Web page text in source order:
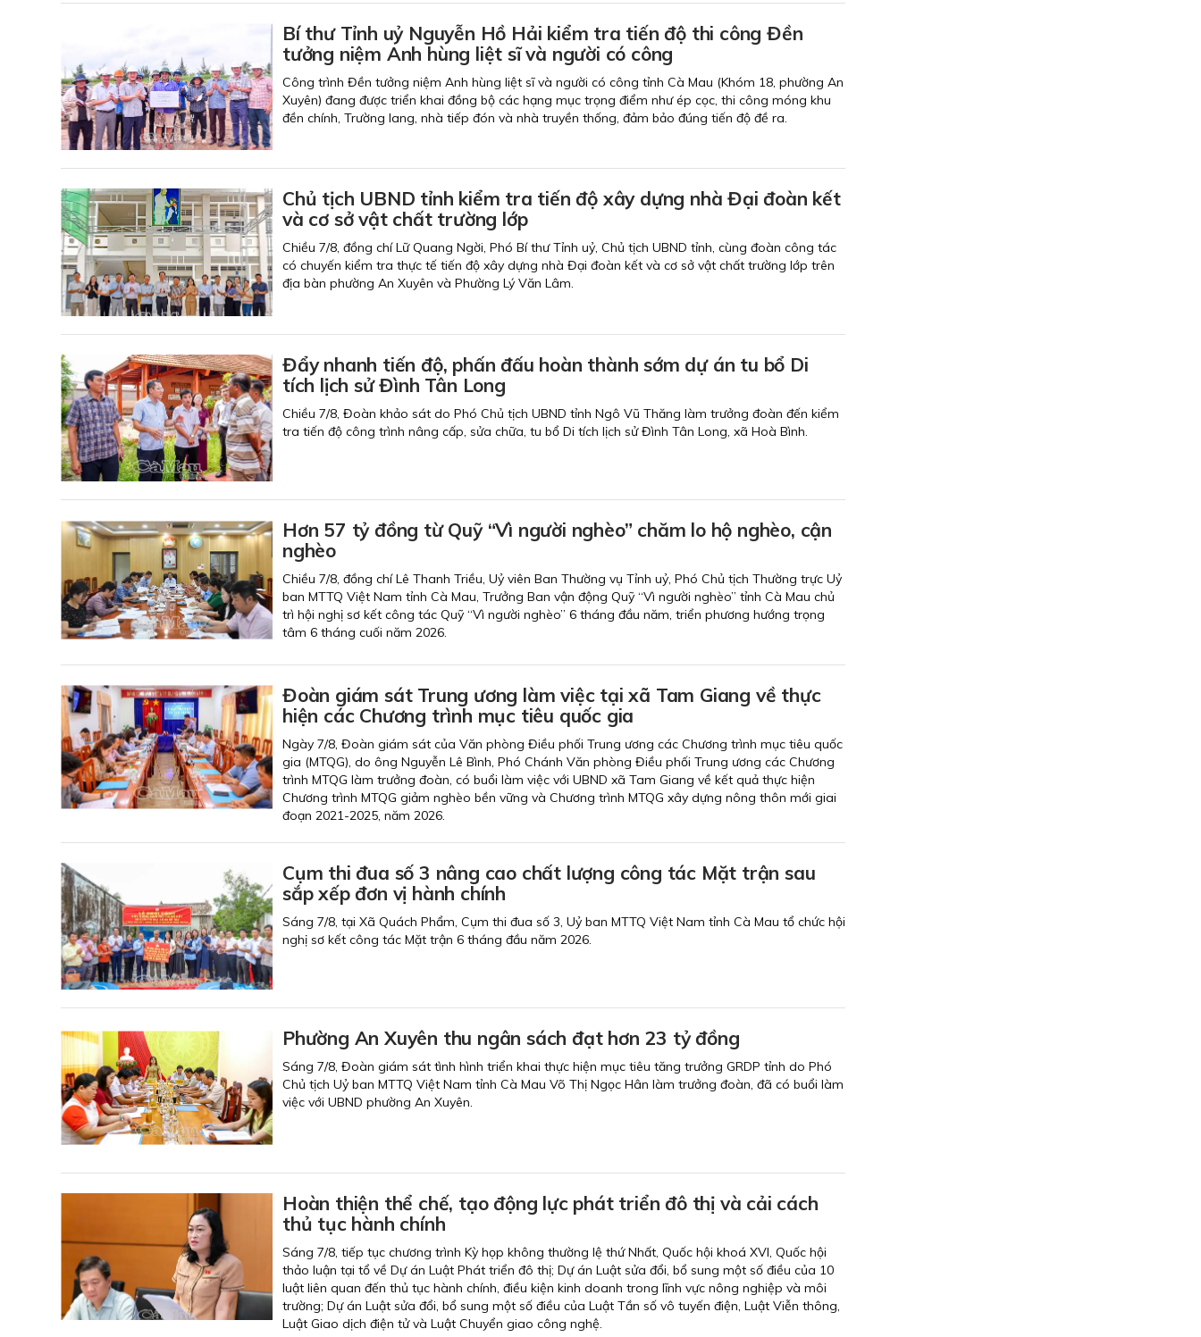
Bí thư Tỉnh uỷ Nguyễn Hồ Hải kiểm tra tiến độ thi công Đền
tưởng niệm Anh hùng liệt sĩ và người có công
Công trình Đền tưởng niệm Anh hùng liệt sĩ và người có công tỉnh Cà Mau (Khóm 18, phường An
Xuyên) đang được triển khai đồng bộ các hạng mục trọng điểm như ép cọc, thi công móng khu
đền chính, Trường lang, nhà tiếp đón và nhà truyền thống, đảm bảo đúng tiến độ đề ra.
Chủ tịch UBND tỉnh kiểm tra tiến độ xây dựng nhà Đại đoàn kết
và cơ sở vật chất trường lớp
Chiều 7/8, đồng chí Lữ Quang Ngời, Phó Bí thư Tỉnh uỷ, Chủ tịch UBND tỉnh, cùng đoàn công tác
có chuyến kiểm tra thực tế tiến độ xây dựng nhà Đại đoàn kết và cơ sở vật chất trường lớp trên
địa bàn phường An Xuyên và Phường Lý Văn Lâm.
Đẩy nhanh tiến độ, phấn đấu hoàn thành sớm dự án tu bổ Di
tích lịch sử Đình Tân Long
Chiều 7/8, Đoàn khảo sát do Phó Chủ tịch UBND tỉnh Ngô Vũ Thăng làm trưởng đoàn đến kiểm
tra tiến độ công trình nâng cấp, sửa chữa, tu bổ Di tích lịch sử Đình Tân Long, xã Hoà Bình.
Hơn 57 tỷ đồng từ Quỹ “Vì người nghèo” chăm lo hộ nghèo, cận
nghèo
Chiều 7/8, đồng chí Lê Thanh Triều, Uỷ viên Ban Thường vụ Tỉnh uỷ, Phó Chủ tịch Thường trực Uỷ
ban MTTQ Việt Nam tỉnh Cà Mau, Trưởng Ban vận động Quỹ “Vì người nghèo” tỉnh Cà Mau chủ
trì hội nghị sơ kết công tác Quỹ “Vì người nghèo” 6 tháng đầu năm, triển phương hướng trọng
tâm 6 tháng cuối năm 2026.
Đoàn giám sát Trung ương làm việc tại xã Tam Giang về thực
hiện các Chương trình mục tiêu quốc gia
Ngày 7/8, Đoàn giám sát của Văn phòng Điều phối Trung ương các Chương trình mục tiêu quốc
gia (MTQG), do ông Nguyễn Lê Bình, Phó Chánh Văn phòng Điều phối Trung ương các Chương
trình MTQG làm trưởng đoàn, có buổi làm việc với UBND xã Tam Giang về kết quả thực hiện
Chương trình MTQG giảm nghèo bền vững và Chương trình MTQG xây dựng nông thôn mới giai
đoạn 2021-2025, năm 2026.
Cụm thi đua số 3 nâng cao chất lượng công tác Mặt trận sau
sắp xếp đơn vị hành chính
Sáng 7/8, tại Xã Quách Phẩm, Cụm thi đua số 3, Uỷ ban MTTQ Việt Nam tỉnh Cà Mau tổ chức hội
nghị sơ kết công tác Mặt trận 6 tháng đầu năm 2026.
Phường An Xuyên thu ngân sách đạt hơn 23 tỷ đồng
Sáng 7/8, Đoàn giám sát tình hình triển khai thực hiện mục tiêu tăng trưởng GRDP tỉnh do Phó
Chủ tịch Uỷ ban MTTQ Việt Nam tỉnh Cà Mau Võ Thị Ngọc Hân làm trưởng đoàn, đã có buổi làm
việc với UBND phường An Xuyên.
Hoàn thiện thể chế, tạo động lực phát triển đô thị và cải cách
thủ tục hành chính
Sáng 7/8, tiếp tục chương trình Kỳ họp không thường lệ thứ Nhất, Quốc hội khoá XVI, Quốc hội
thảo luận tại tổ về Dự án Luật Phát triển đô thị; Dự án Luật sửa đổi, bổ sung một số điều của 10
luật liên quan đến thủ tục hành chính, điều kiện kinh doanh trong lĩnh vực nông nghiệp và môi
trường; Dự án Luật sửa đổi, bổ sung một số điều của Luật Tần số vô tuyến điện, Luật Viễn thông,
Luật Giao dịch điện tử và Luật Chuyển giao công nghệ.